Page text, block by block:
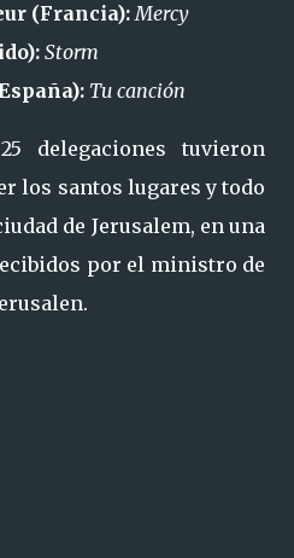
(Francia):Mercy
Storm
Tu canción
delegaciones tuvieron
los santos lugares y todo
de Jerusalem, en una
por el ministro de